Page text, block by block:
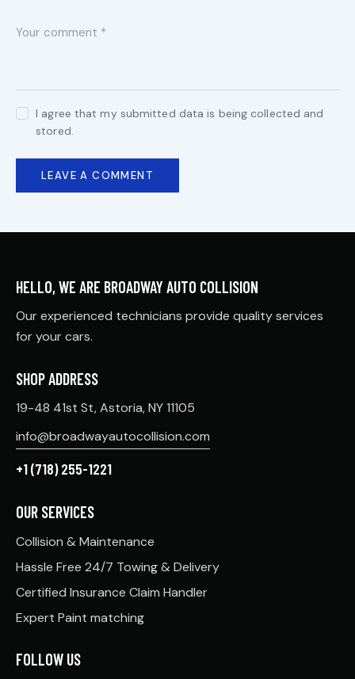
I agree that my submitted data is being collected and
stored.
HELLO, WE ARE BROADWAY AUTO COLLISION
Our experienced technicians provide quality services
for your cars.
SHOP ADDRESS
19-48 41st St, Astoria, NY 11105
info@broadwayautocollision.com
+1 (718) 255-1221
OUR SERVICES
Collision & Maintenance
Hassle Free 24/7 Towing & Delivery
Certified Insurance Claim Handler
Expert Paint matching
FOLLOW US